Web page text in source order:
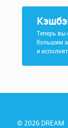
Теперь вы
большим
и
© 2026 DREAM